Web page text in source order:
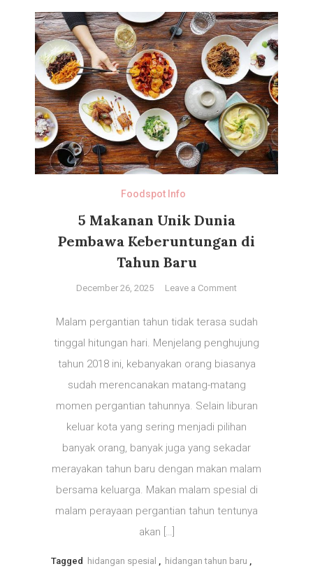
Foodspot Info
5 Makanan Unik Dunia
Pembawa Keberuntungan di
Tahun Baru
December 26, 2025 Leave a Commenton
Makanan
Dunia
Pembawa
Keberuntungan
Baru
Malam pergantian tahun tidak terasa sudah
tinggal hitungan hari. Menjelang penghujung
tahun 2018 ini, kebanyakan orang biasanya
sudah merencanakan matang-matang
momen pergantian tahunnya. Selain liburan
keluar kota yang sering menjadi pilihan
banyak orang, banyak juga yang sekadar
merayakan tahun baru dengan makan malam
bersama keluarga. Makan malam spesial di
malam perayaan pergantian tahun tentunya
akan […]
Tagged hidangan spesial , hidangan tahun baru ,